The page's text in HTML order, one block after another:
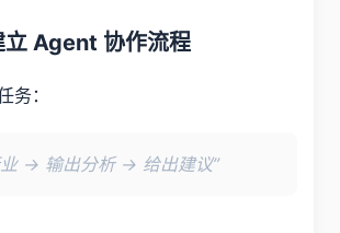
Agent 协作流程
务：
业 → 输出分析 → 给出建议”